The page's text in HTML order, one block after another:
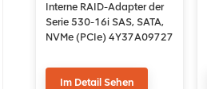
Interne RAID-Adapter der
Serie 530-16i SAS, SATA,
NVMe (PCIe) 4Y37A09727
Im Detail Sehen